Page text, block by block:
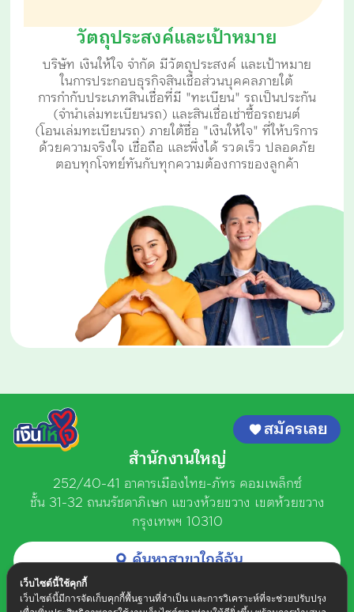
วัตถุประสงค์และเป้าหมาย
บริษัท เงินให้ใจ จำกัด มีวัตถุประสงค์ และเป้าหมาย
ในการประกอบธุรกิจสินเชื่อส่วนบุคคลภายใต้
การกำกับประเภทสินเชื่อที่มี "ทะเบียน" รถเป็นประกัน
(จำนำเล่มทะเบียนรถ) และสินเชื่อเช่าซื้อรถยนต์
(โอนเล่มทะเบียนรถ) ภายใต้ชื่อ "เงินให้ใจ" ที่ให้บริการ
ด้วยความจริงใจ เชื่อถือ และพึ่งได้ รวดเร็ว ปลอดภัย
ตอบทุกโจทย์ทันกับทุกความต้องการของลูกค้า
สมัครเลย
สำนักงานใหญ่
252/40-41 อาคารเมืองไทย-ภัทร คอมเพล็กซ์
ชั้น 31-32 ถนนรัชดาภิเษก แขวงห้วยขวาง เขตห้วยขวาง
กรุงเทพฯ 10310
ค้นหาสาขาใกล้ฉัน
ติดต่อเงินให้ใจ
วันจันทร์ - วันเสาร์ เวลา 8.30 น. - 17.30 น.
เว็บไซต์นี้ใช้คุกกี้
เว็บไซต์นี้มีการจัดเก็บคุกกี้พื้นฐานที่จำเป็น และการวิเคราะห์ที่จะช่วยปรับปรุง